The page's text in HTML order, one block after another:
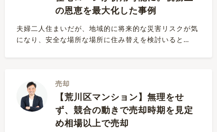
の恩恵を最大化した事例
夫婦二人住まいだが、地域的に将来的な災害リスクが気
になり、安全な場所な場所に住み替えを検討いると…
売却
【荒川区マンション】無理をせ
ず、競合の動きで売却時期を見定
め相場以上で売却